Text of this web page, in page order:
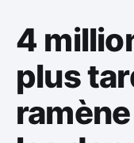
4
plus